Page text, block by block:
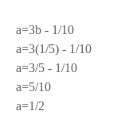
a=3b - 1/10
a=3(1/5) - 1/10
a=3/5 - 1/10
a=5/10
a=1/2